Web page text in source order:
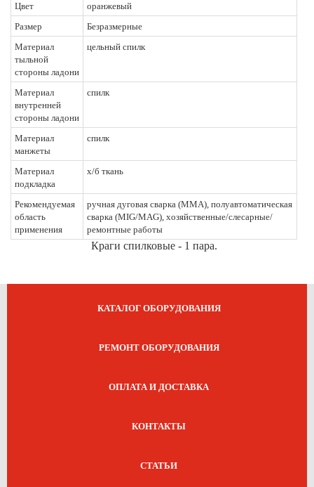
Цвет
оранжевый
Размер
Безразмерные
Материал
тыльной
стороны ладони
цельный спилк
Материал
внутренней
стороны ладони
спилк
Материал
манжеты
спилк
Материал
подкладка
х/б ткань
Рекомендуемая
область
применения
ручная дуговая сварка (ММА), полуавтоматическая
сварка (MIG/MAG), хозяйственные/слесарные/
ремонтные работы
Краги спилковые - 1 пара.
КАТАЛОГ ОБОРУДОВАНИЯ
РЕМОНТ ОБОРУДОВАНИЯ
ОПЛАТА И ДОСТАВКА
КОНТАКТЫ
СТАТЬИ